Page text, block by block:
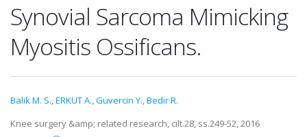
Synovial Sarcoma Mimicking
Myositis Ossificans.
Balik M. S.,ERKUT A.,Guvercin Y.,Bedir R.
Knee surgery &amp; related research, cilt.28, ss.249-52, 2016